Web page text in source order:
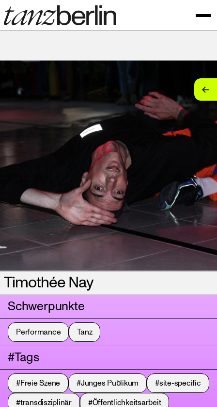
Timothée Nay
Schwerpunkte
Performance Tanz
#Tags
#Freie Szene #Junges Publikum #site-specific
#transdisziplinär #Öffentlichkeitsarbeit